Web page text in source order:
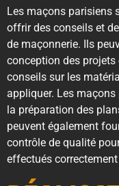
Les maçons parisiens
offrir des conseils et
de maçonnerie. Ils
conception des
conseils sur les
appliquer. Les
la préparation des
peuvent également
contrôle de qualité
effectués